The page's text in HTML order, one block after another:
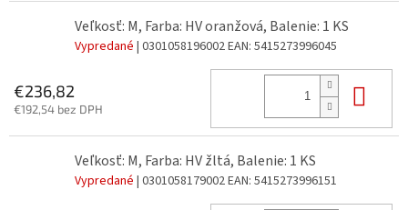
Veľkosť: M, Farba: HV oranžová, Balenie: 1 KS
Vypredané | 0301058196002EAN: 5415273996045
€236,82
€192,54 bez DPH
Veľkosť: M, Farba: HV žltá, Balenie: 1 KS
Vypredané | 0301058179002EAN: 5415273996151